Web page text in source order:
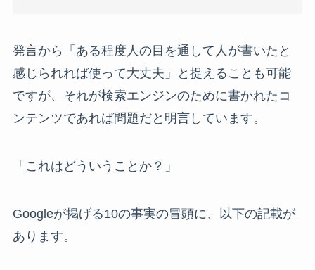
発言から「ある程度人の目を通して人が書いたと
感じられれば使って大丈夫」と捉えることも可能
ですが、それが検索エンジンのために書かれたコ
ンテンツであれば問題だと明言しています。
「これはどういうことか？」
Googleが掲げる10の事実の冒頭に、以下の記載が
あります。